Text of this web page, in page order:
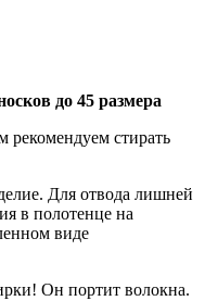
до 45 размера
рекомендуем стирать
Для отвода лишней
в полотенце на
виде
Он портит волокна.